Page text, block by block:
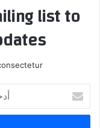
list to
خ